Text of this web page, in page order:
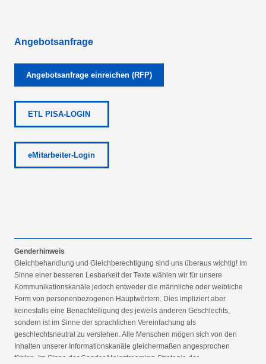
Angebotsanfrage
Angebotsanfrage einreichen (RFP)
ETL PISA-LOGIN
eMitarbeiter-Login
Genderhinweis
Gleichbehandlung und Gleichberechtigung sind uns überaus wichtig! Im
Sinne einer besseren Lesbarkeit der Texte wählen wir für unsere
Kommunikationskanäle jedoch entweder die männliche oder weibliche
Form von personenbezogenen Hauptwörtern. Dies impliziert aber
keinesfalls eine Benachteiligung des jeweils anderen Geschlechts,
sondern ist im Sinne der sprachlichen Vereinfachung als
geschlechtsneutral zu verstehen. Alle Menschen mögen sich von den
Inhalten unserer Informationskanäle gleichermaßen angesprochen
fühlen. Im Sinne der Gender Mainstreaming-Strategie der